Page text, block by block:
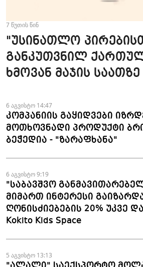
7 წუთის წინ
"უსინათლო
განკუთვნილ
ხმოვან მაჯის
6 აგვისტო 14:47
კომპანიის გაყიდვები
მოთხოვნადი პროდუქტი
ბეჭედია - "ზარაფხანა"
6 აგვისტო 9:19
"საბავშვო
მიმართ ინტერესი
ღონისძიებების 20% უკვე
Kokito Kids Space
5 აგვისტო 13:13